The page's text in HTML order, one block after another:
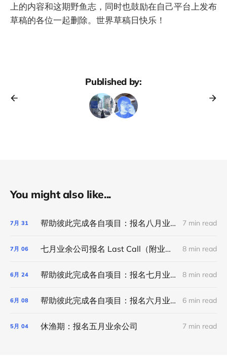
上的内容和这期野鱼志，同时也鼓励在自己平台上发布
草稿的各位一起删除。世界草稿日快乐！
Published by:
You might also like...
7月 31 帮助彼此完成各自项目：报名八月业余公司（ 听说业余公司有新变化！） 7 min read
7月 06 七月业余公司报名 Last Call（附业余公司半年小回顾及六月项目合集） 8 min read
6月 24 帮助彼此完成各自项目：报名七月业余公司（附业余公司微考古和六月项目合集） 8 min read
6月 08 帮助彼此完成各自项目：报名六月业余公司 6 min read
5月 04 休渔期：报名五月业余公司 7 min read